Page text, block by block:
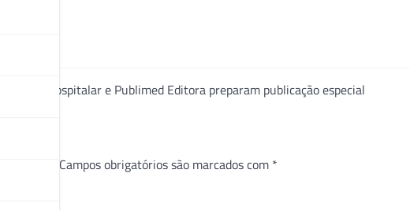
Feira, Hospitalar e Publimed Editora preparam publicação especial
Campos obrigatórios são marcados com *